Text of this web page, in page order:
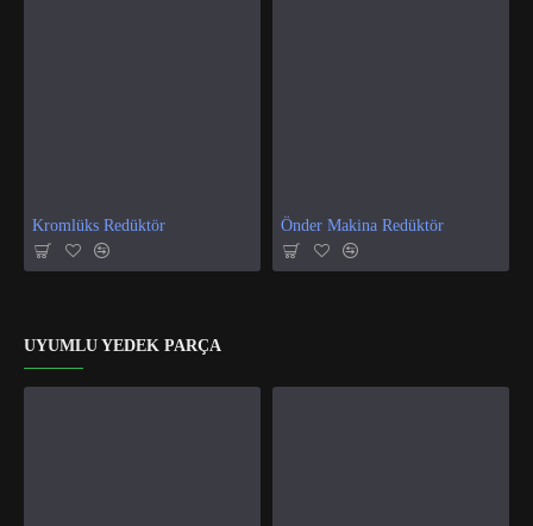
Kromlüks Redüktör Önder Makina Redüktör
UYUMLU YEDEK PARÇA